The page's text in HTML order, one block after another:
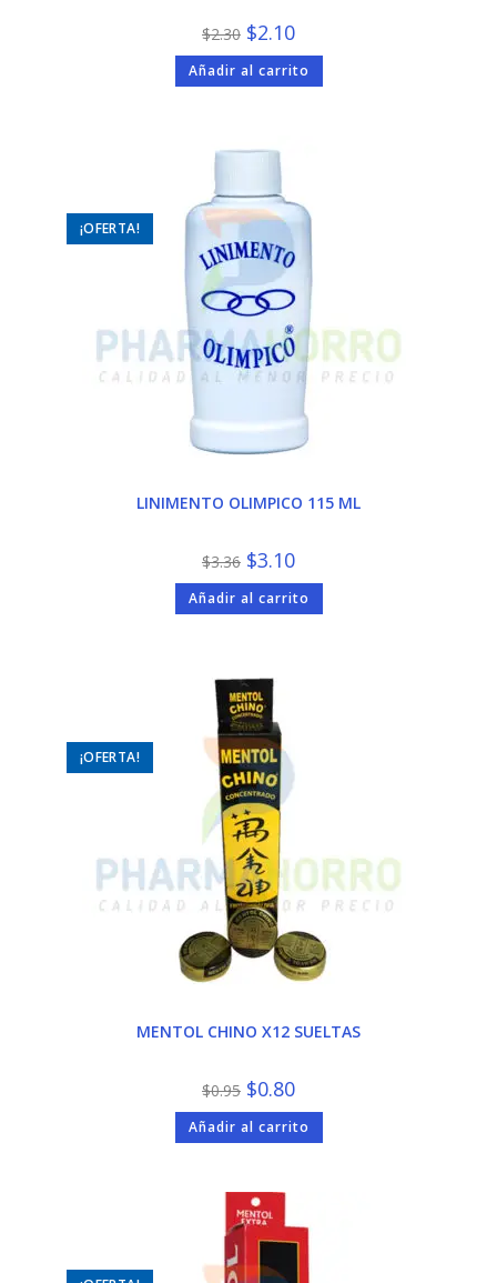
$2.30 El
precio
original
era:
$2.30.
$2.10El
precio
actual
es:
$2.10.
Añadir al carrito
¡OFERTA!
LINIMENTO OLIMPICO 115 ML
$3.36 El
precio
original
era:
$3.36.
$3.10El
precio
actual
es:
$3.10.
Añadir al carrito
¡OFERTA!
MENTOL CHINO X12 SUELTAS
$0.95 El
precio
original
era:
$0.95.
$0.80El
precio
actual
es:
$0.80.
Añadir al carrito